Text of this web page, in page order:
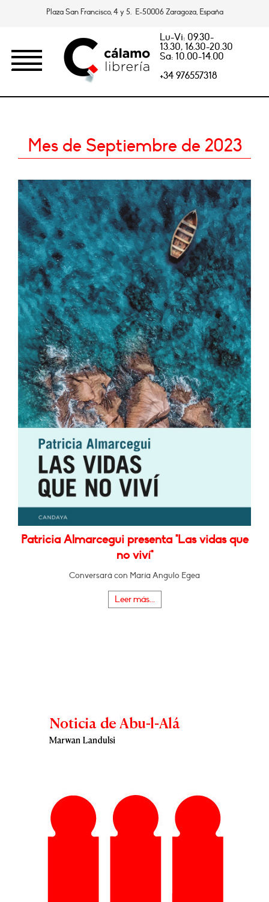
Plaza San Francisco, 4 y 5. E-50006 Zaragoza, España
Lu-Vi: 09.30-
13.30, 16.30-20.30
Sa: 10.00-14.00
+34 976557318
Mes de Septiembre de 2023
Patricia Almarcegui presenta "Las vidas que
no viví"
Conversará con María Angulo Egea
Leer más...